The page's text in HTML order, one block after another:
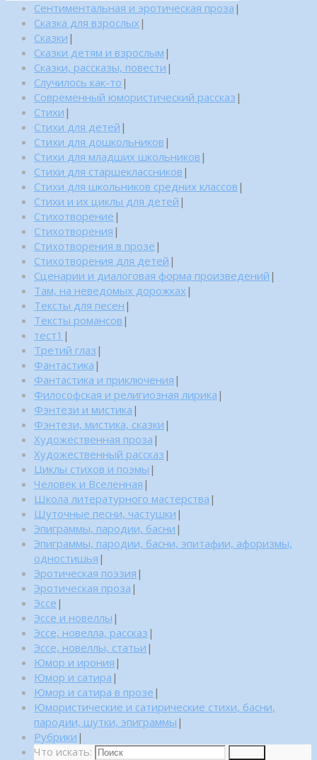
Сентиментальная и эротическая проза |
Сказка для взрослых |
Сказки |
Сказки детям и взрослым |
Сказки, рассказы, повести |
Случилось как-то |
Современный юмористический рассказ |
Стихи |
Стихи для детей |
Стихи для дошкольников |
Стихи для младших школьников |
Стихи для старшеклассников |
Стихи для школьников средних классов |
Стихи и их циклы для детей |
Стихотворение |
Стихотворения |
Стихотворения в прозе |
Стихотворения для детей |
Сценарии и диалоговая форма произведений |
Там, на неведомых дорожках |
Тексты для песен |
Тексты романсов |
тест1 |
Третий глаз |
Фантастика |
Фантастика и приключения |
Философская и религиозная лирика |
Фэнтези и мистика |
Фэнтези, мистика, сказки |
Художественная проза |
Художественный рассказ |
Циклы стихов и поэмы |
Человек и Вселенная |
Школа литературного мастерства |
Шуточные песни, частушки |
Эпиграммы, пародии, басни |
Эпиграммы, пародии, басни, эпитафии, афоризмы,
одностишья |
Эротическая поэзия |
Эротическая проза |
Эссе |
Эссе и новеллы |
Эссе, новелла, рассказ |
Эссе, новеллы, статьи |
Юмор и ирония |
Юмор и сатира |
Юмор и сатира в прозе |
Юмористические и сатирические стихи, басни,
пародии, шутки, эпиграммы |
Рубрики |
Что искать: